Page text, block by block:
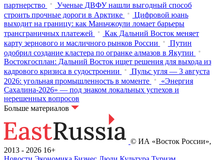
партнерство
Ученые ДВФУ нашли выгодный способ
строить прочные дороги в Арктике
Цифровой юань
выходит на границу: как Маньчжоули ломает барьеры
трансграничных платежей
Как Дальний Восток меняет
карту зернового и масличного рынков России
Путин
одобрил создание кластера по огранке алмазов в Якутии
Востокгосплан: Дальний Восток ищет решения для выхода из
кадрового кризиса в судостроении
Пульс угля — 3 августа
2026: угольная промышленность в моменте
«Энергия
Сахалина-2026» — под знаком локальных успехов и
нерешенных вопросов
Больше материалов
© ИА «Восток России»,
2013 - 2026 16+